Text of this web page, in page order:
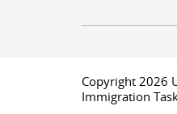
Copyright 2026
Immigration